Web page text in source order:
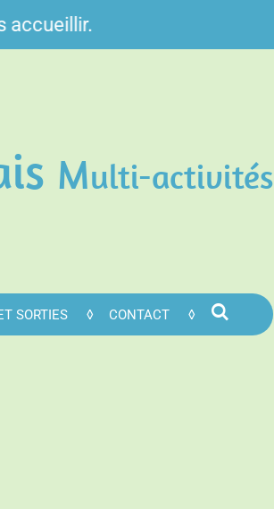
accueillir.
Multi-activités
SORTIES CONTACT